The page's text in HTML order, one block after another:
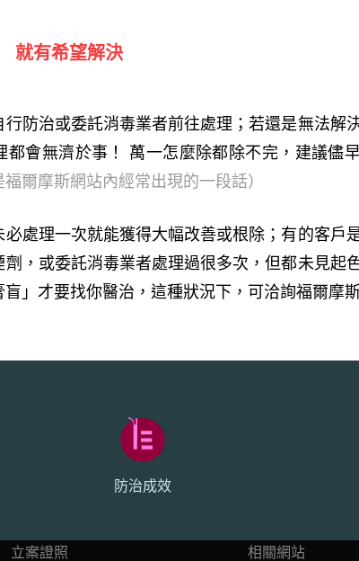
找對方法
就有希望解決
行防治或委託消毒業者前往處理；若還是無法解
都會無濟於事！ 萬一怎麼除都除不完，建議儘
福爾摩斯網站內經常出現的一段話）
必處理一次就能獲得大幅改善或根除；有的客戶
，或委託消毒業者處理過很多次，但都未見起
」才要找你醫治，這種狀況下，可洽詢福爾摩
防治成效
立案證照 相關網站